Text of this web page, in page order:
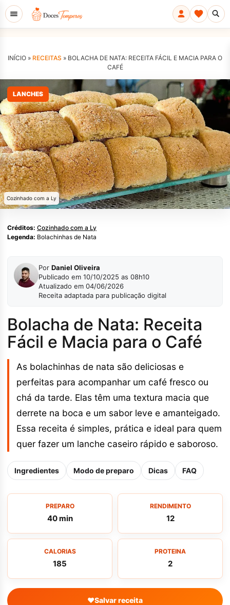
INÍCIO » RECEITAS » BOLACHA DE NATA: RECEITA FÁCIL E MACIA PARA O
CAFÉ
LANCHES
Cozinhado com a Ly
Créditos: Cozinhado com a Ly
Legenda: Bolachinhas de Nata
Por Daniel Oliveira
Publicado em 10/10/2025 as 08h10
Atualizado em 04/06/2026
Receita adaptada para publicação digital
Bolacha de Nata: Receita
Fácil e Macia para o Café
As bolachinhas de nata são deliciosas e
perfeitas para acompanhar um café fresco ou
chá da tarde. Elas têm uma textura macia que
derrete na boca e um sabor leve e amanteigado.
Essa receita é simples, prática e ideal para quem
quer fazer um lanche caseiro rápido e saboroso.
Ingredientes Modo de preparo Dicas FAQ
PREPARO
40 min
RENDIMENTO
12
CALORIAS
185
PROTEINA
2
♥Salvar receita